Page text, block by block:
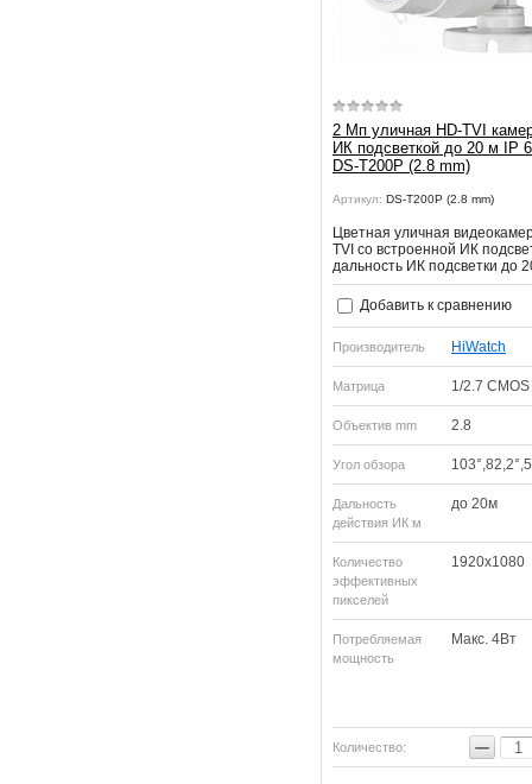
2 Мп уличная HD-TVI
ИК подсветкой до 20 м IP
DS-T200P (2.8 mm)
Артикул: DS-T200P (2.8 mm)
Цветная уличная
TVI со встроенной ИК
дальность ИК подсветки до
Добавить к сравнению
Производитель HiWatch
Матрица 1/2.7 CMOS
Объектив mm 2.8
Угол обзора
Дальность
действия ИК м
до 20м
Количество
эффективных
пикселей
1920х1080
Потребляемая
мощность
Макс. 4Вт
Количество: −